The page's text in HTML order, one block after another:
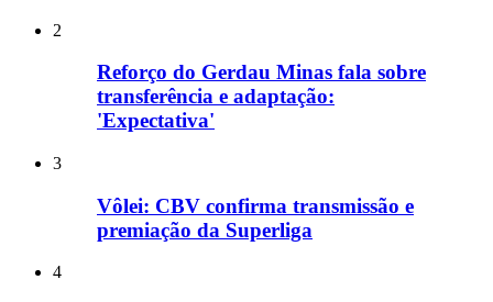
2
Reforço do Gerdau Minas fala sobre
transferência e adaptação:
'Expectativa'
3
Vôlei: CBV confirma transmissão e
premiação da Superliga
4